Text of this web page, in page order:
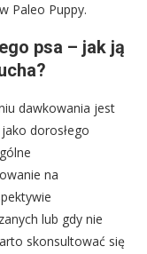
Paleo Puppy.
psa – jak ją
dawkowania jest
dorosłego
na
lub gdy nie
skonsultować się